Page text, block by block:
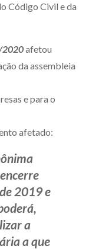
Código Civil e da
2020afetou
da assembleia
e para o
afetado:
2019 e
a
a que